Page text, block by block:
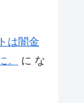
は闇金
。
に な